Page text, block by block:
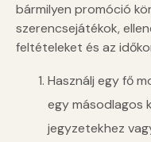
bármilyen promóció
szerencsejátékok,
feltételeket és az
Használj egy fő
egy másodlagos
jegyzetekhez